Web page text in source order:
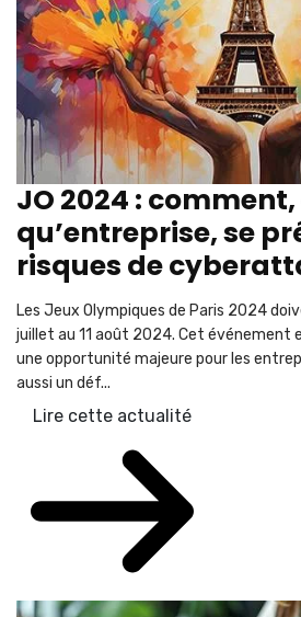
JO 2024 :
qu’entreprise, se
risques de
Les Jeux Olympiques de Paris 2024
juillet au 11 août 2024. Cet événement
une opportunité majeure pour les
aussi un déf...
Lire cette actualité